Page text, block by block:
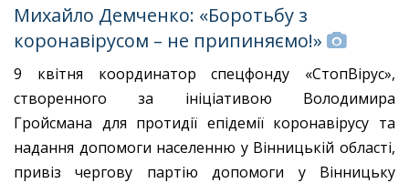
Михайло Демченко: «Боротьбу з
коронавірусом – не припиняємо!»
9 квітня координатор спецфонду «СтопВірус»,
створенного за ініціативою
Володимира
Гройсмана для протидії епідемії коронавірусу та
надання допомоги населенню у Вінницькій області,
привіз чергову партію допомоги у Вінницьку